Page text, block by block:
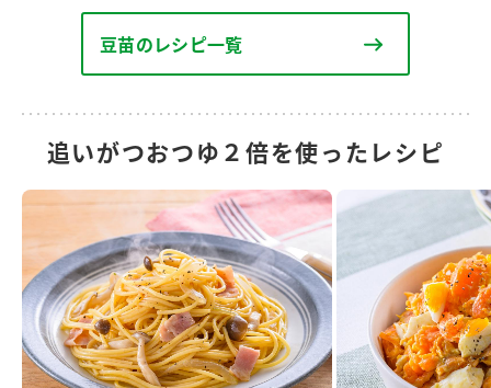
豆苗のレシピ一覧
追いがつおつゆ２倍を使ったレシピ